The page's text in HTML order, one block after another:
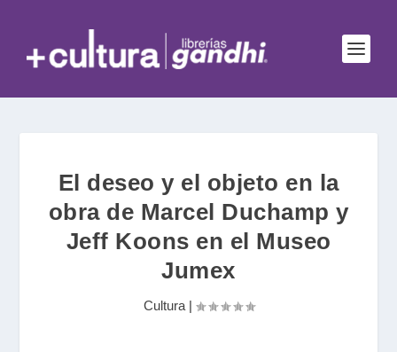
El deseo y el objeto en la
obra de Marcel Duchamp y
Jeff Koons en el Museo
Jumex
Cultura|